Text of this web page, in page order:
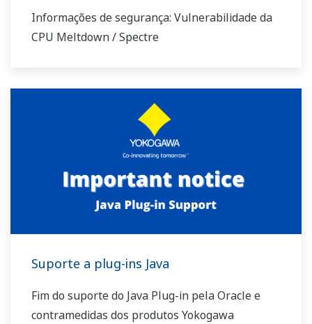
Informações de segurança: Vulnerabilidade da
CPU Meltdown / Spectre
Suporte a plug-ins Java
Fim do suporte do Java Plug-in pela Oracle e
contramedidas dos produtos Yokogawa